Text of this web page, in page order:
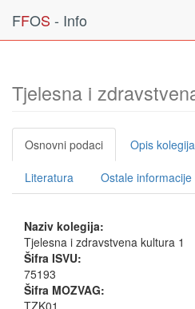
FFOS - Info
Tjelesna i
Osnovni podaci Opis kolegija
Literatura Ostale informacije
Naziv kolegija:
Tjelesna i zdravstvena kultura 1
Šifra ISVU:
75193
Šifra MOZVAG:
TZK01